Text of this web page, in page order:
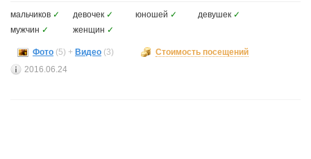
мальчиков ✓ девочек ✓ юношей ✓ девушек ✓
мужчин ✓ женщин ✓
Фото (5) + Видео (3)
Стоимость посещений
2016.06.24